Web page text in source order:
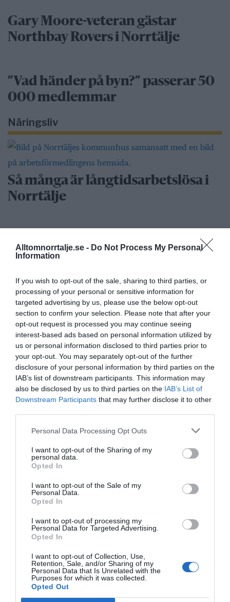
Alltomnorrtalje.se - Do Not Process My Personal
Information
If you wish to opt-out of the sale, sharing to third parties, or
processing of your personal or sensitive information for
targeted advertising by us, please use the below opt-out
section to confirm your selection. Please note that after your
opt-out request is processed you may continue seeing
interest-based ads based on personal information utilized by
us or personal information disclosed to third parties prior to
your opt-out. You may separately opt-out of the further
disclosure of your personal information by third parties on the
IAB’s list of downstream participants. This information may
also be disclosed by us to third parties on the IAB’s List of
Downstream Participants that may further disclose it to other
Personal Data Processing Opt Outs
I want to opt-out of the Sharing of my
personal data.
Opted In
I want to opt-out of the Sale of my
Personal Data.
Opted In
I want to opt-out of processing my
Personal Data for Targeted Advertising.
Opted In
I want to opt-out of Collection, Use,
Retention, Sale, and/or Sharing of my
Personal Data that Is Unrelated with the
Purposes for which it was collected.
Opted Out
Gary Moore-veteran gästar
Northbay Rovers i Norrtälje
”Vad händer på byn?” passerar 50
000 medlemmar
Näringsliv
Så många är långtidsarbetslösa i
Norrtälje
Bino Drummond gör comeback -
tar plats i styrelse
Säkerhetslösningar i Norrtälje – allt
fler väljer inbrottslarm,
kameraövervakning och passersystem
Sport
Rospiggarna laddar för
hemmamatch mot serieledarna
BKV går med i nytt
fotbollsnätverk med AIK
Rospiggarna tog ny seger:
"Hoppas vi kan göra underverk"
Senaste fastighetsköp
28/4 FASTIGHETSKÖP
Fritidshus på Vätö såld för 1 895 000 kronor